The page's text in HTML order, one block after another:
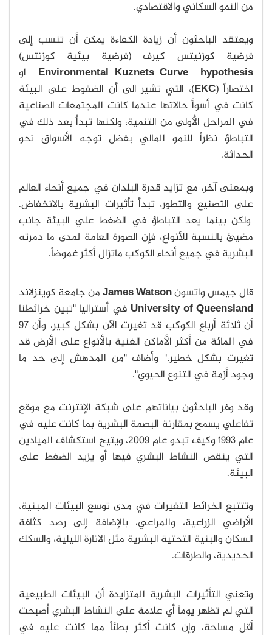
من النمو السكاني والاقتصادي.
ويعتقد الباحثون أن زيادة الكفاءة يمكن أن تنسب إلى
فرضية كوزنيتس كيرف (فرضية بيئية كوزنتس)
Environmental Kuznets Curve hypothesis او
اختصاراً (EKC)، التي تشير الى أن الضغوط على البيئة
كانت في أسوأ حالاتها عندما كانت المجتمعات الصناعية
في المراحل الأولى من التنمية، ولكنها تبدأ بعد ذلك في
التباطؤ نظراً للنمو المالي بفضل توجه الأسواق نحو
الحداثة.
وبمعنى آخر، مع تزايد قدرة البلدان في جميع أنحاء العالم
على التصنيع والتطور، تبدأ تأثيرات البشرية بالانخفاض.
ولكن بينما يعد التباطؤ في الضغط علي البيئة جانب
مضيئ بالنسبة للأنواع، فإن الصورة العامة لمدى ما دمرته
البشرية في جميع أنحاء الكوكب ماتزال أكثر غموضاً.
قال جيمس واتسونJames Watsonمن جامعة كوينزلاند
University of Queensland في أستراليا "تبين خرائطنا
أن ثلاثة أرباع الكوكب قد تغيرت الآن بشكل كبير، وأن 97
في المائة من أكثر الأماكن الغنية بالأنواع على الأرض قد
تغيرت بشكل خطير،" وأضاف "من المدهش إلى حد ما
وجود أزمة في التنوع الحيوي".
وقد وفر الباحثون بياناتهم على شبكة الإنترنت مع موقع
تفاعلي يسمح بمقارنة البصمة البشرية بما كانت عليه في
عام 1993 وكيف تبدو عام 2009، ويتيح استكشاف الميادين
التي ينقص النشاط البشري فيها أو يزيد الضغط على
البيئة.
وتتتبع الخرائط التغيرات في مدى توسع البيئات المبنية،
الأراضي الزراعية، والمراعي، بالإضافة إلى رصد كثافة
السكان والبنية التحتية البشرية مثل الانارة الليلية، والسكك
الحديدية، والطرقات.
وتعني التأثيرات البشرية المتزايدة أن البيئات الطبيعية
التي لم تظهر يوماً أي علامة على النشاط البشري أصبحت
أقل مساحة، وإن كانت أكثر بطئاً مما كانت عليه في